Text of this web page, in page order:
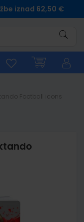
iznad 62,50 €